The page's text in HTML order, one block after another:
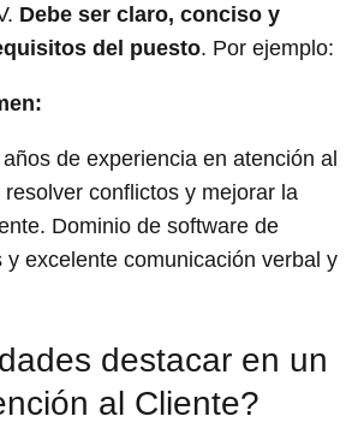
Debe ser claro, conciso y
del puesto. Por ejemplo:
de experiencia en atención al
conflictos y mejorar la
Dominio de software de
y excelente comunicación verbal y
destacar en un
al Cliente?